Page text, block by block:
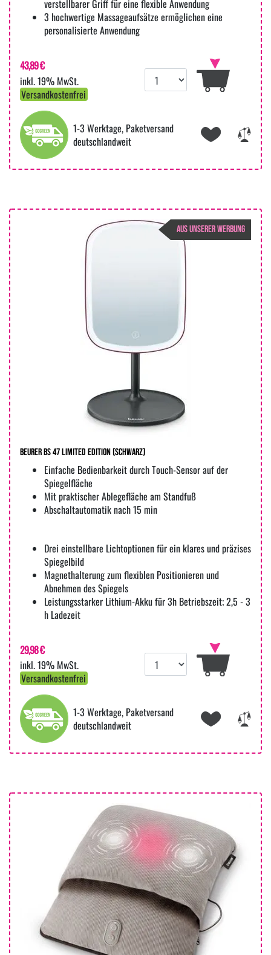
verstellbarer Griff für eine flexible Anwendung
3 hochwertige Massageaufsätze ermöglichen eine
personalisierte Anwendung
43,89 €
inkl. 19% MwSt.
Versandkostenfrei
1-3 Werktage, Paketversand
deutschlandweit
AUS UNSERER WERBUNG
Beurer BS 47 Limited Edition (Schwarz)
Einfache Bedienbarkeit durch Touch-Sensor auf der
Spiegelfläche
Mit praktischer Ablegefläche am Standfuß
Abschaltautomatik nach 15 min
Drei einstellbare Lichtoptionen für ein klares und präzises
Spiegelbild
Magnethalterung zum flexiblen Positionieren und
Abnehmen des Spiegels
Leistungsstarker Lithium-Akku für 3h Betriebszeit; 2,5 - 3
h Ladezeit
29,98 €
inkl. 19% MwSt.
Versandkostenfrei
1-3 Werktage, Paketversand
deutschlandweit